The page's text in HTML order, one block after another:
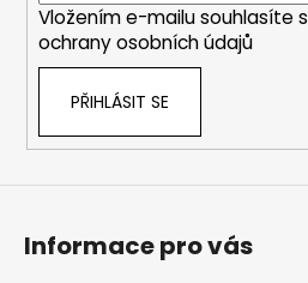
Vložením e-mailu souhlasíte s
ochrany osobních údajů
PŘIHLÁSIT SE
Informace pro vás